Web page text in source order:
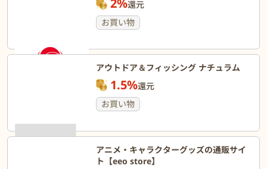
還元
お買い物
アウトドア＆フィッシング ナチュラム
1.5%還元
お買い物
アニメ・キャラクターグッズの通販サイ
ト【eeo store】